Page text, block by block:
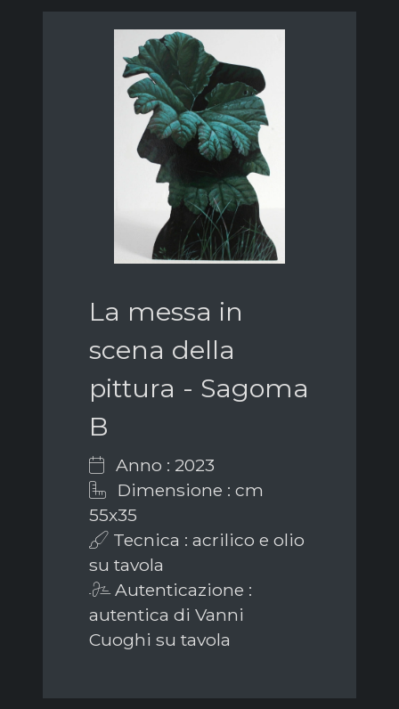
La messa in
scena della
pittura - Sagoma
B
Anno : 2023
Dimensione : cm
55x35
Tecnica : acrilico e olio
su tavola
Autenticazione :
autentica di Vanni
Cuoghi su tavola